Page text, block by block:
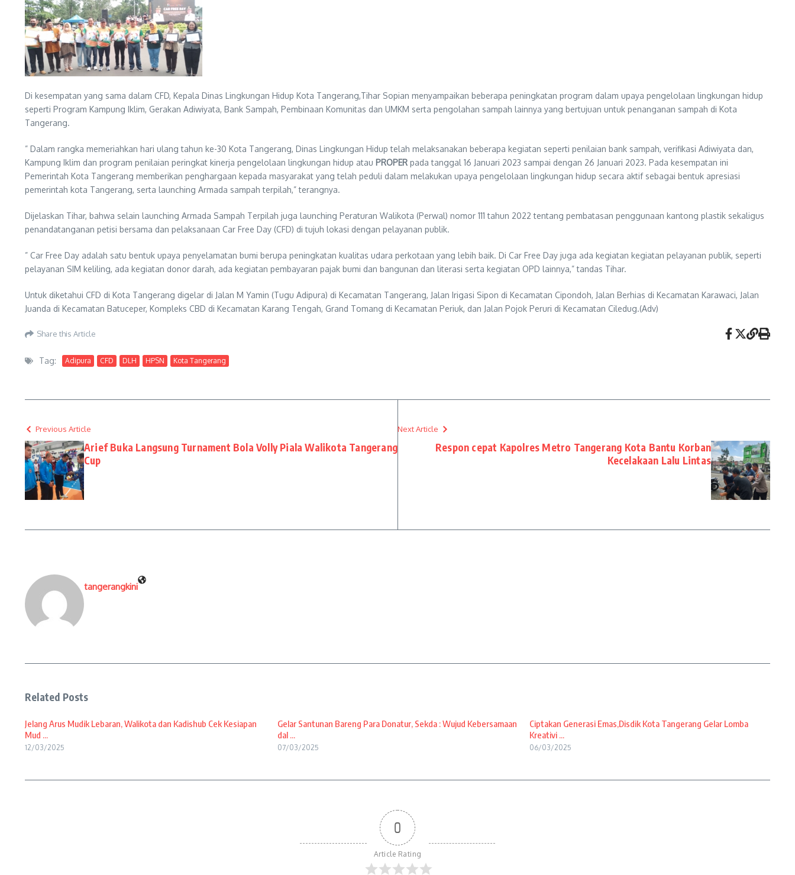
Di kesempatan yang sama dalam CFD, Kepala Dinas Lingkungan Hidup Kota Tangerang,Tihar Sopian menyampaikan beberapa peningkatan program dalam upaya pengelolaan lingkungan hidup
seperti Program Kampung Iklim, Gerakan Adiwiyata, Bank Sampah, Pembinaan Komunitas dan UMKM serta pengolahan sampah lainnya yang bertujuan untuk penanganan sampah di Kota
Tangerang.
” Dalam rangka memeriahkan hari ulang tahun ke-30 Kota Tangerang, Dinas Lingkungan Hidup telah melaksanakan beberapa kegiatan seperti penilaian bank sampah, verifikasi Adiwiyata dan,
Kampung Iklim dan program penilaian peringkat kinerja pengelolaan lingkungan hidup atau PROPER pada tanggal 16 Januari 2023 sampai dengan 26 Januari 2023. Pada kesempatan ini
Pemerintah Kota Tangerang memberikan penghargaan kepada masyarakat yang telah peduli dalam melakukan upaya pengelolaan lingkungan hidup secara aktif sebagai bentuk apresiasi
pemerintah kota Tangerang, serta launching Armada sampah terpilah,” terangnya.
Dijelaskan Tihar, bahwa selain launching Armada Sampah Terpilah juga launching Peraturan Walikota (Perwal) nomor 111 tahun 2022 tentang pembatasan penggunaan kantong plastik sekaligus
penandatanganan petisi bersama dan pelaksanaan Car Free Day (CFD) di tujuh lokasi dengan pelayanan publik.
” Car Free Day adalah satu bentuk upaya penyelamatan bumi berupa peningkatan kualitas udara perkotaan yang lebih baik. Di Car Free Day juga ada kegiatan kegiatan pelayanan publik, seperti
pelayanan SIM keliling, ada kegiatan donor darah, ada kegiatan pembayaran pajak bumi dan bangunan dan literasi serta kegiatan OPD lainnya,” tandas Tihar.
Untuk diketahui CFD di Kota Tangerang digelar di Jalan M Yamin (Tugu Adipura) di Kecamatan Tangerang, Jalan Irigasi Sipon di Kecamatan Cipondoh, Jalan Berhias di Kecamatan Karawaci, Jalan
Juanda di Kecamatan Batuceper, Kompleks CBD di Kecamatan Karang Tengah, Grand Tomang di Kecamatan Periuk, dan Jalan Pojok Peruri di Kecamatan Ciledug.(Adv)
Share this Article
Tag: Adipura CFD DLH HPSN Kota Tangerang
Previous Article
Arief Buka Langsung Turnament Bola Volly Piala Walikota Tangerang
Cup
Next Article
Respon cepat Kapolres Metro Tangerang Kota Bantu Korban
Kecelakaan Lalu Lintas
tangerangkini
Related Posts
Jelang Arus Mudik Lebaran, Walikota dan Kadishub Cek Kesiapan
Mud ...
12/03/2025
Gelar Santunan Bareng Para Donatur, Sekda : Wujud Kebersamaan
dal ...
07/03/2025
Ciptakan Generasi Emas,Disdik Kota Tangerang Gelar Lomba
Kreativi ...
06/03/2025
0
Article Rating